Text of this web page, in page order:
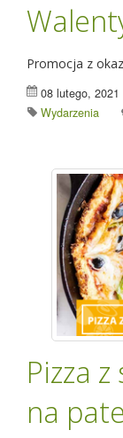
Promocja z
08 lutego, 2021
Wydarzenia
Pizza
na